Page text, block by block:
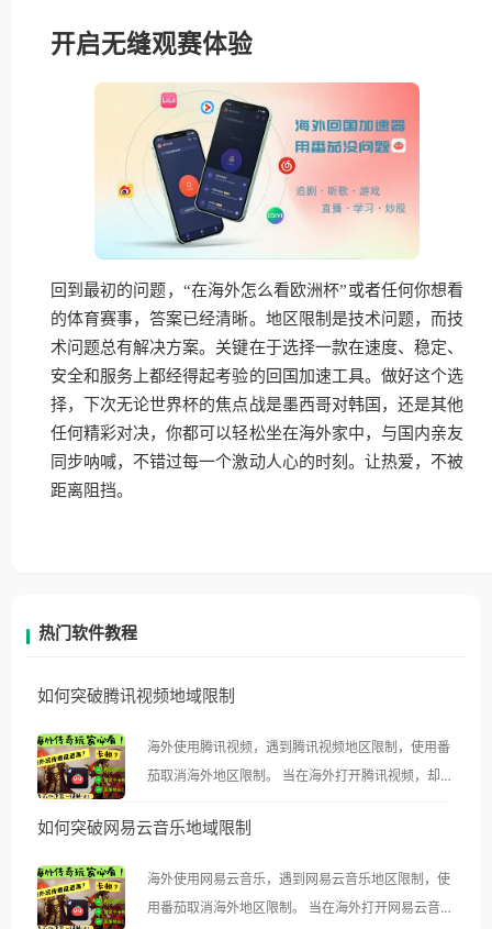
开启无缝观赛体验
回到最初的问题，“在海外怎么看欧洲杯”或者任何你想看
的体育赛事，答案已经清晰。地区限制是技术问题，而技
术问题总有解决方案。关键在于选择一款在速度、稳定、
安全和服务上都经得起考验的回国加速工具。做好这个选
择，下次无论世界杯的焦点战是墨西哥对韩国，还是其他
任何精彩对决，你都可以轻松坐在海外家中，与国内亲友
同步呐喊，不错过每一个激动人心的时刻。让热爱，不被
距离阻挡。
热门软件教程
如何突破腾讯视频地域限制
海外使用腾讯视频，遇到腾讯视频地区限制，使用番
茄取消海外地区限制。 当在海外打开腾讯视频，却突
示语。 海外用户如香港、澳门、台湾、美国、加拿
像其他音乐平台一样，出现地区及版权限制问题，且
仅能在中国大陆地区播放。 遇到这个问题的朋友们，
如何突破网易云音乐地域限制
海外使用网易云音乐，遇到网易云音乐地区限制，使
用番茄取消海外地区限制。 当在海外打开网易云音